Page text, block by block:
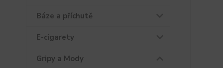
Báze a příchutě
E-cigarety
Gripy a Mody